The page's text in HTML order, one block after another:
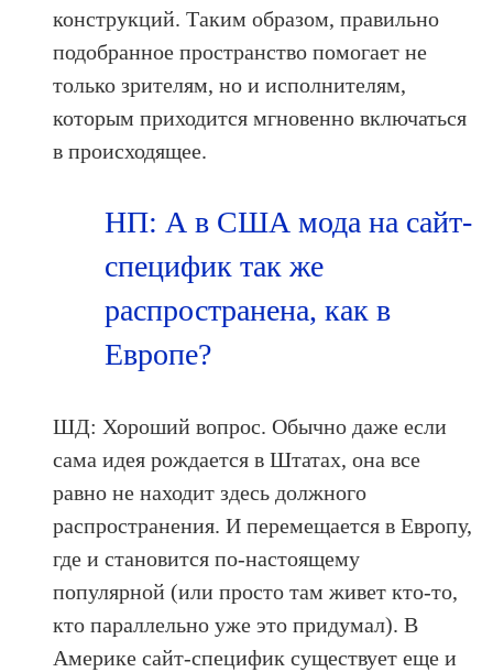
конструкций. Таким образом, правильно
подобранное пространство помогает не
только зрителям, но и исполнителям,
которым приходится мгновенно включаться
в происходящее.
НП: А в США мода на сайт-
специфик так же
распространена, как в
Европе?
ШД: Хороший вопрос. Обычно даже если
сама идея рождается в Штатах, она все
равно не находит здесь должного
распространения. И перемещается в Европу,
где и становится по-настоящему
популярной (или просто там живет кто-то,
кто параллельно уже это придумал). В
Америке сайт-специфик существует еще и